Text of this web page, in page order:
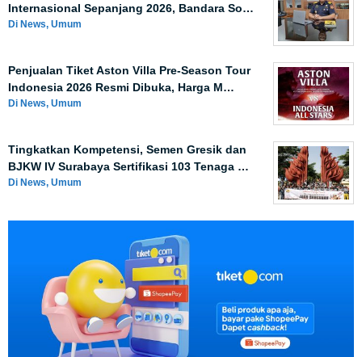
Internasional Sepanjang 2026, Bandara So…
Di News, Umum
Penjualan Tiket Aston Villa Pre-Season Tour
Indonesia 2026 Resmi Dibuka, Harga M…
Di News, Umum
Tingkatkan Kompetensi, Semen Gresik dan
BJKW IV Surabaya Sertifikasi 103 Tenaga …
Di News, Umum